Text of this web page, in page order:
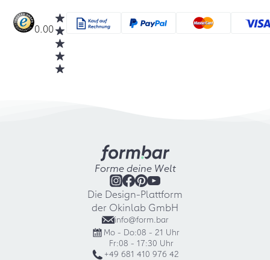
0.00
Forme deine Welt
Die Design-Plattform
der Okinlab GmbH
info@form.bar
Mo - Do:08 - 21 Uhr
Fr:08 - 17:30 Uhr
+49 681 410 976 42